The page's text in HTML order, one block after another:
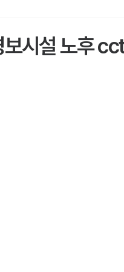
시설 노후